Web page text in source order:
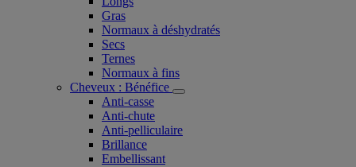
Gras
Normaux à déshydratés
Secs
Ternes
Normaux à fins
Cheveux : Bénéfice
Anti-casse
Anti-chute
Anti-pelliculaire​
Brillance
Embellissant